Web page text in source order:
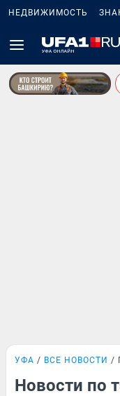
НЕДВИЖИМОСТЬ
УФА ВСЕ НОВОСТИ
Новости по